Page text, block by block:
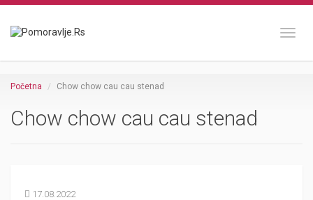
Početna Chow chow cau cau stenad
Chow chow cau cau stenad
17.08.2022